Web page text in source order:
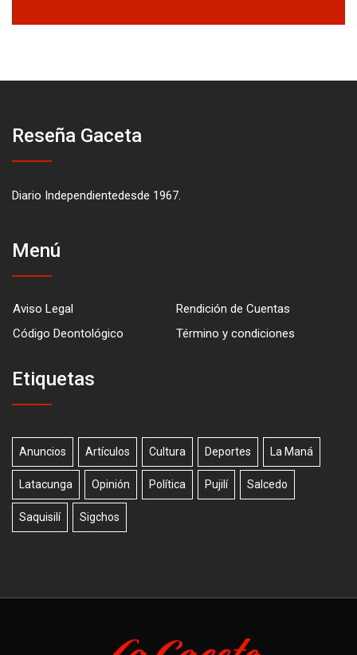
Reseña Gaceta
Diario Independientedesde 1967.
Menú
Aviso Legal
Rendición de Cuentas
Código Deontológico
Término y condiciones
Etiquetas
Anuncios Artículos Cultura Deportes La Maná
Latacunga Opinión Política Pujilí Salcedo
Saquisilí Sigchos